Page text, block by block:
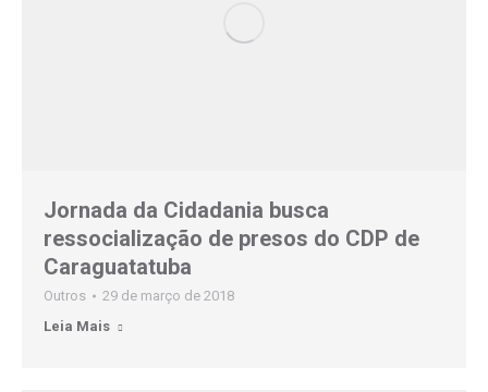
Jornada da Cidadania busca
ressocialização de presos do CDP de
Caraguatatuba
Outros
29 de março de 2018
Leia Mais